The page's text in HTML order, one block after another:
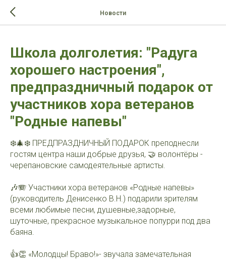
Новости
Школа долголетия: "Радуга
хорошего настроения",
предпраздничный подарок от
участников хора ветеранов
"Родные напевы"
❄️🎄❄️ ПРЕДПРАЗДНИЧНЫЙ ПОДАРОК преподнесли
гостям центра наши добрые друзья, 🤝 волонтёры -
черепановские самодеятельные артисты.
🎶🪗 Участники хора ветеранов «Родные напевы»
(руководитель Денисенко В.Н.) подарили зрителям
всеми любимые песни, душевные,задорные,
шуточные, прекрасное музыкальное попурри под два
баяна.
👍👏 «Молодцы! Браво!»- звучала замечательная